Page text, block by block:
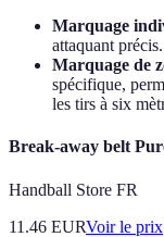
Marquage
attaquant précis.
Marquage de
spécifique,
les tirs à six
Break-away belt
Handball Store FR
11.46 EURVoir le prix